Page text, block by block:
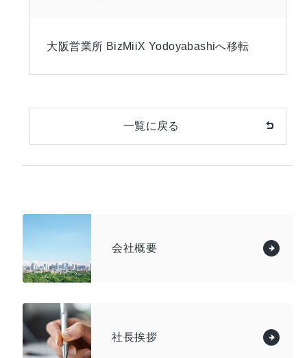
大阪営業所 BizMiiX Yodoyabashiへ移転
一覧に戻る
会社概要
社長挨拶